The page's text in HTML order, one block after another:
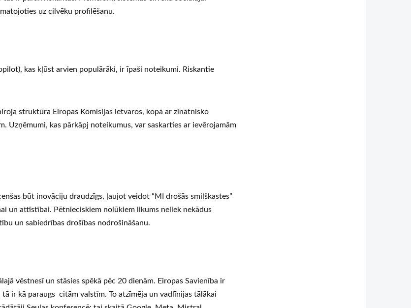
uz cilvēku profilēšanu.
kas kļūst arvien populārāki, ir īpaši noteikumi. Riskantie
struktūra Eiropas Komisijas ietvaros, kopā ar zinātnisko
Uzņēmumi, kas pārkāpj noteikumus, var saskarties ar ievērojamām
būt inovāciju draudzīgs, ļaujot veidot “MI drošās smilškastes”
un attīstībai. Pētnieciskiem nolūkiem likums neliek nekādus
un sabiedrības drošības nodrošināšanu.
vēstnesī un stāsies spēkā pēc 20 dienām. Eiropas Savienība ir
ir kā paraugs citām valstīm. To atzīmēja un vadlīnijas tālākai